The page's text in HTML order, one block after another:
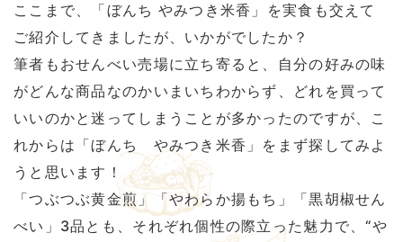
ここまで、「ぼんち やみつき米香」を実食も交えて
ご紹介してきましたが、いかがでしたか？
筆者もおせんべい売場に立ち寄ると、自分の好みの味
がどんな商品なのかいまいちわからず、どれを買って
いいのかと迷ってしまうことが多かったのですが、こ
れからは「ぼんち やみつき米香」をまず探してみよ
うと思います！
「つぶつぶ黄金煎」「やわらか揚もち」「黒胡椒せん
べい」3品とも、それぞれ個性の際立った魅力で、“や